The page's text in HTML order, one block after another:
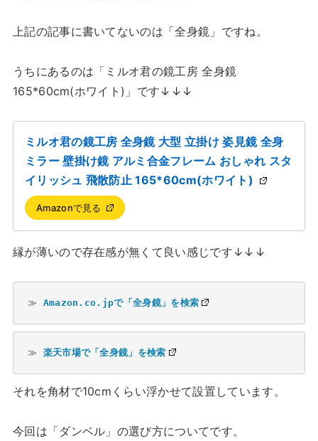
上記の記事に書いてないのは「全身鏡」ですね。
うちにあるのは「ミルオ君の鏡工房 全身鏡
165*60cm(ホワイト)」です↓↓↓
ミルオ君の鏡工房 全身鏡 大型 立掛け 姿見鏡 全身
ミラー 壁掛け鏡 アルミ合金フレーム おしゃれ スタ
イリッシュ 飛散防止 165*60cm(ホワイト)
Amazonで見る
縁が薄いので存在感が無くて良い感じです↓↓↓
≫ Amazon.co.jpで「全身鏡」を検索
≫ 楽天市場で「全身鏡」を検索
それを角材で10cmくらい浮かせて設置しています。
今回は「ダンベル」の選び方についてです。